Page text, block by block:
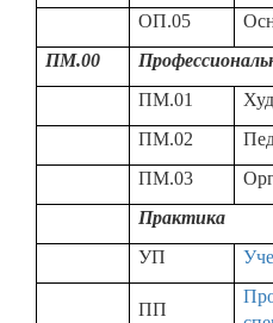
ОП.05
ПМ.00
ПМ.01
ПМ.02
ПМ.03
Практика
УП
ПП